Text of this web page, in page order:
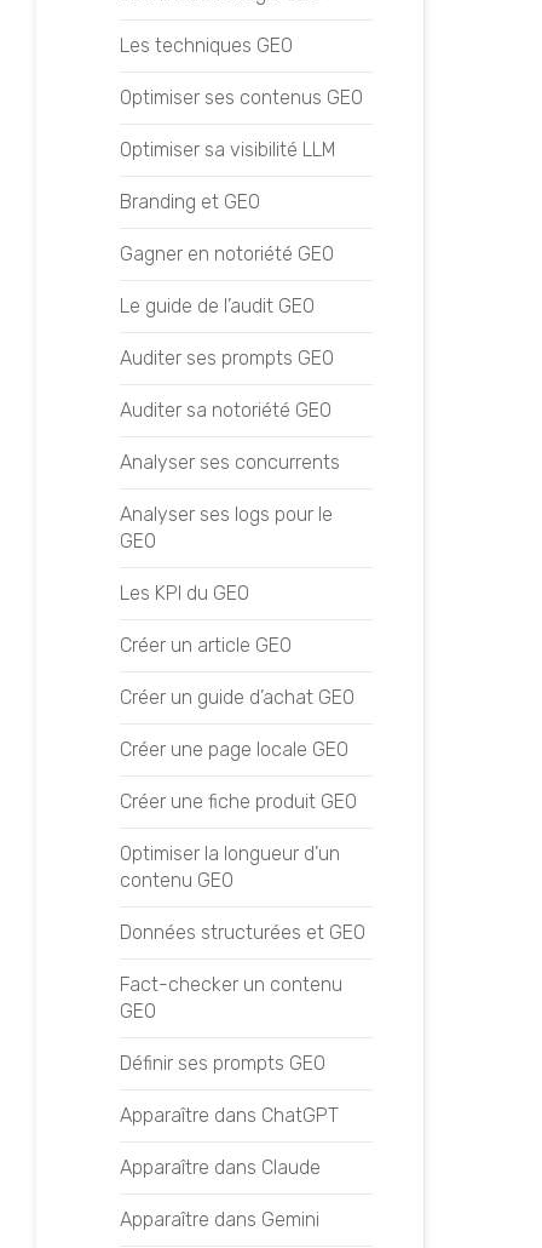
Mener un audit SEO
Prioriser ses mots-clés
Réaliser une analyse SEO
Suivre ses positionnements
LEXIQUE
Backlink
Consultant SEO
Featured Snippet
Génération de leads
Googlebot
Google AMP
Google Suggest
Growth Hacking
Histoire de Google
Linkbaiting
Logo Google
Meta Description
Mots clés de longue traîne
PBN
SEA
SEO On-Page
SEO Off-page
SEO local
Les techniques GEO
Optimiser ses contenus GEO
Optimiser sa visibilité LLM
Branding et GEO
Gagner en notoriété GEO
Le guide de l’audit GEO
Auditer ses prompts GEO
Auditer sa notoriété GEO
Analyser ses concurrents
Analyser ses logs pour le
GEO
Les KPI du GEO
Créer un article GEO
Créer un guide d’achat GEO
Créer une page locale GEO
Créer une fiche produit GEO
Optimiser la longueur d’un
contenu GEO
Données structurées et GEO
Fact-checker un contenu
GEO
Définir ses prompts GEO
Apparaître dans ChatGPT
Apparaître dans Claude
Apparaître dans Gemini